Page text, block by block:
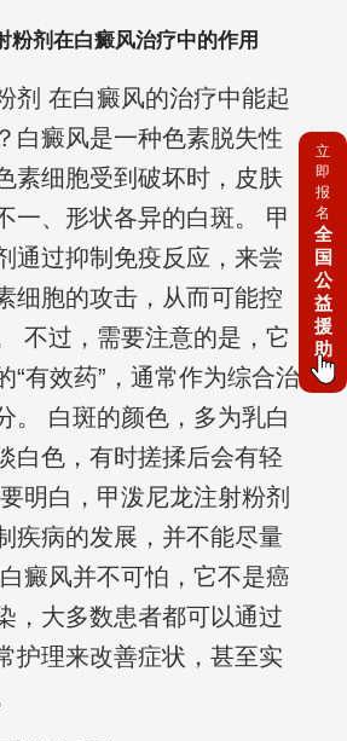
粉剂在白癜风治疗中的作用
剂 在白癜风的治疗中能起
白癜风是一种色素脱失性
素细胞受到破坏时，皮肤
一、形状各异的白斑。 甲
通过抑制免疫反应，来尝
细胞的攻击，从而可能控
不过，需要注意的是，它
“有效药”，通常作为综合治
。 白斑的颜色，多为乳白
白色，有时搓揉后会有轻
明白，甲泼尼龙注射粉剂
疾病的发展，并不能尽量
癜风并不可怕，它不是癌
，大多数患者都可以通过
护理来改善症状，甚至实
立
即
报
名
全
国
公
益
援
助